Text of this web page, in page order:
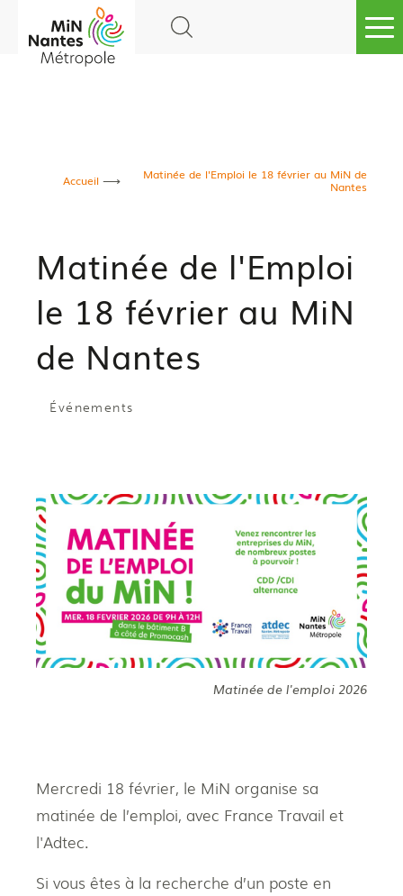
Go to
main
Accueil Matinée de l'Emploi le 18 février au MiN de
Nantes
Matinée de l'Emploi
le 18 février au MiN
de Nantes
Événements
Matinée de l'emploi 2026
Mercredi 18 février, le MiN organise sa
matinée de l’emploi, avec France Travail et
l'Adtec.
Si vous êtes à la recherche d’un poste en